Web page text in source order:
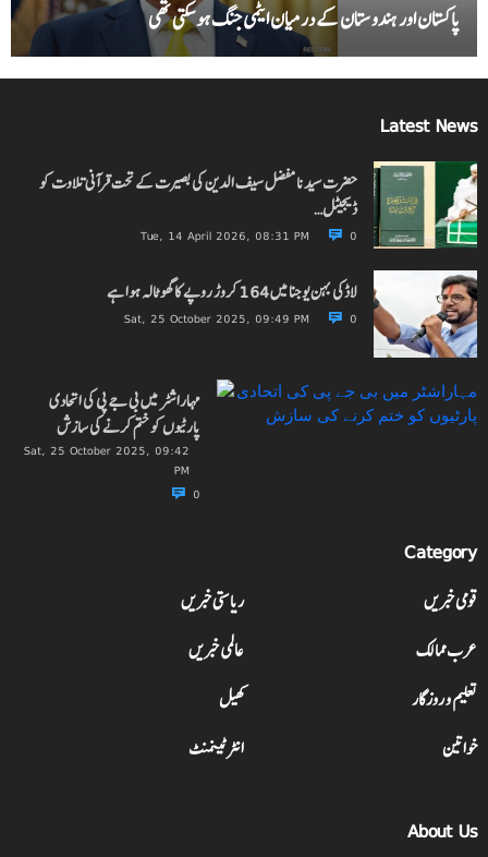
پاکستان اور ہندوستان کے درمیان ایٹمی جنگ ہو سکتی تھی
Latest News
حضرت سیدنا مفضل سیف الدین کی بصیرت کے تحت قرآنی تلاوت کو
ڈیجیٹل…
Tue, 14 April 2026, 08:31 PM 0
لاڈکی بہن یوجنا میں 164 کروڑ روپے کا گھوٹالہ ہوا ہے
Sat, 25 October 2025, 09:49 PM 0
مہاراشٹر میں بی جے پی کی اتحادی
پارٹیوں کو ختم کرنے کی سازش
Sat, 25 October 2025, 09:42
PM
0
Category
قومی خبریں
ریاستی خبریں
عرب ممالک
عالمی خبریں
تعلیم و روزگار
کھیل
خواتین
انٹرٹینمنٹ
About Us